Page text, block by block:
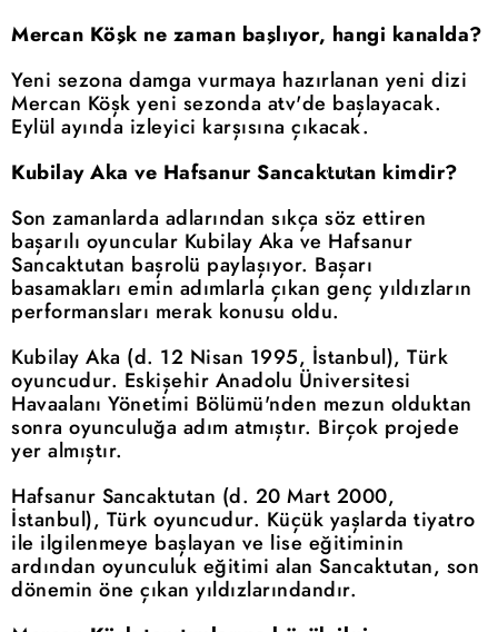
Mercan Köşk ne zaman başlıyor, hangi kanalda?
Yeni sezona damga vurmaya hazırlanan yeni dizi
Mercan Köşk yeni sezonda atv'de başlayacak.
Eylül ayında izleyici karşısına çıkacak.
Kubilay Aka ve Hafsanur Sancaktutan kimdir?
Son zamanlarda adlarından sıkça söz ettiren
başarılı oyuncular Kubilay Aka ve Hafsanur
Sancaktutan başrolü paylaşıyor. Başarı
basamakları emin adımlarla çıkan genç yıldızların
performansları merak konusu oldu.
Kubilay Aka (d. 12 Nisan 1995, İstanbul), Türk
oyuncudur. Eskişehir Anadolu Üniversitesi
Havaalanı Yönetimi Bölümü'nden mezun olduktan
sonra oyunculuğa adım atmıştır. Birçok projede
yer almıştır.
Hafsanur Sancaktutan (d. 20 Mart 2000,
İstanbul), Türk oyuncudur. Küçük yaşlarda tiyatro
ile ilgilenmeye başlayan ve lise eğitiminin
ardından oyunculuk eğitimi alan Sancaktutan, son
dönemin öne çıkan yıldızlarındandır.